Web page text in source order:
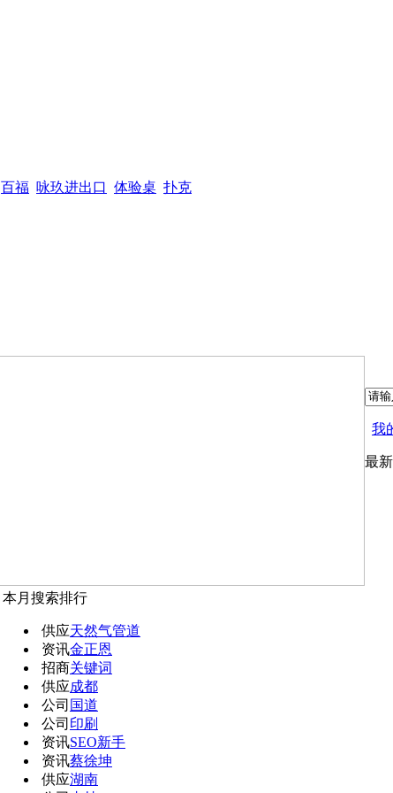
百福 咏玖进出口 体验桌 扑克
我
最
本月搜索排行
供应天然气管道
资讯金正恩
招商关键词
供应成都
公司 国道
公司 印刷
资讯SEO新手
资讯蔡徐坤
供应湖南